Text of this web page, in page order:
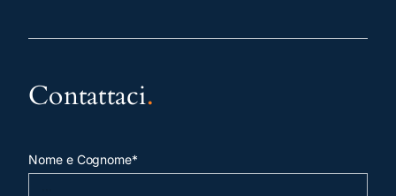
Contattaci.
Nome e Cognome*